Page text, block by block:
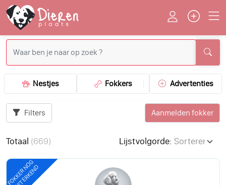
Nestjes Fokkers Advertenties
Filters Aanmelden fokker
Totaal (669) Lijstvolgorde:
FOKKER NOG
NIET ERKEND